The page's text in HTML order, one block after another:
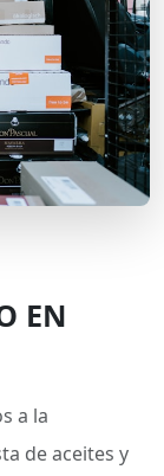
EN
a la
de aceites y